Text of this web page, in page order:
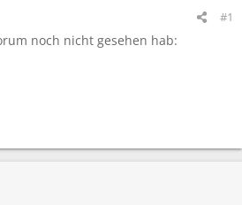
#1
noch nicht gesehen hab: